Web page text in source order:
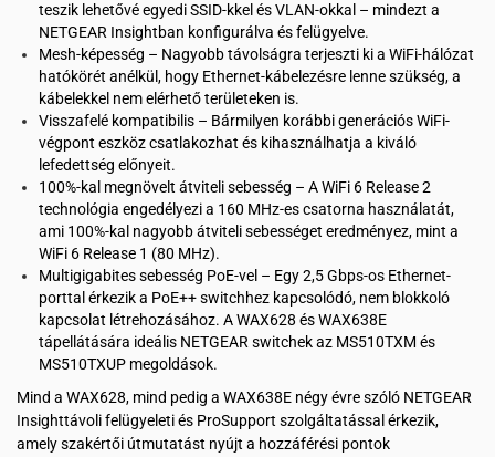
teszik lehetővé egyedi SSID-kkel és VLAN-okkal – mindezt a
NETGEAR Insightban konfigurálva és felügyelve.
Mesh-képesség – Nagyobb távolságra terjeszti ki a WiFi-hálózat
hatókörét anélkül, hogy Ethernet-kábelezésre lenne szükség, a
kábelekkel nem elérhető területeken is.
Visszafelé kompatibilis – Bármilyen korábbi generációs WiFi-
végpont eszköz csatlakozhat és kihasználhatja a kiváló
lefedettség előnyeit.
100%-kal megnövelt átviteli sebesség – A WiFi 6 Release 2
technológia engedélyezi a 160 MHz-es csatorna használatát,
ami 100%-kal nagyobb átviteli sebességet eredményez, mint a
WiFi 6 Release 1 (80 MHz).
Multigigabites sebesség PoE-vel – Egy 2,5 Gbps-os Ethernet-
porttal érkezik a PoE++ switchhez kapcsolódó, nem blokkoló
kapcsolat létrehozásához. A WAX628 és WAX638E
tápellátására ideális NETGEAR switchek az MS510TXM és
MS510TXUP megoldások.
Mind a WAX628, mind pedig a WAX638E négy évre szóló NETGEAR
Insighttávoli felügyeleti és ProSupport szolgáltatással érkezik,
amely szakértői útmutatást nyújt a hozzáférési pontok